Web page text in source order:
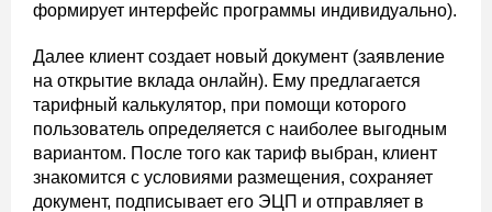
формирует интерфейс программы индивидуально).
Далее клиент создает новый документ (заявление
на открытие вклада онлайн). Ему предлагается
тарифный калькулятор, при помощи которого
пользователь определяется с наиболее выгодным
вариантом. После того как тариф выбран, клиент
знакомится с условиями размещения, сохраняет
документ, подписывает его ЭЦП и отправляет в